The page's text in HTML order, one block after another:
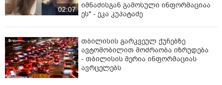
02:07
იმნაძისგან გამოსული ინფორმაციაა
ეს" - ეკა კუპატაძე
თბილისის გარკვეულ ქუჩებზე
ავტომობილით მოძრაობა იზრუდება
- თბილისის მერია ინფორმაციას
ავრცელებს